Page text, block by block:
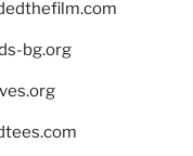
bg.org